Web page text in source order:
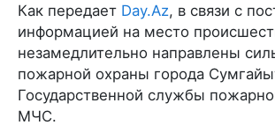
Как передает Day.Az, в связи с
информацией на место
незамедлительно направлены
пожарной охраны города
Государственной службы
МЧС.